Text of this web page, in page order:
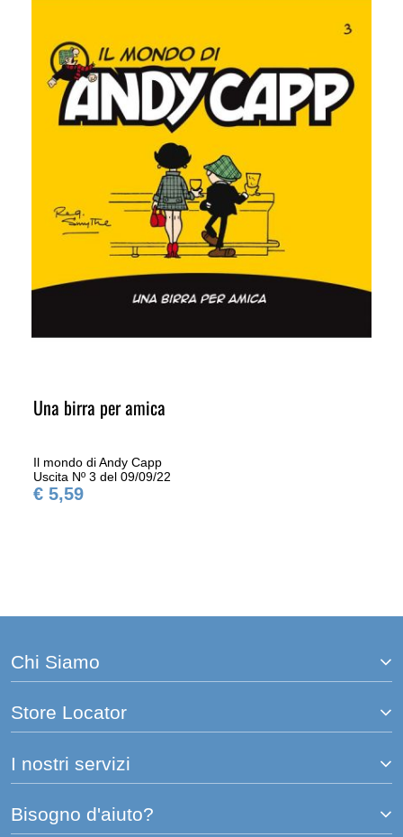
Una birra per amica
Il mondo di Andy Capp
Uscita Nº 3 del 09/09/22
€ 5,59
Chi Siamo
Store Locator
I nostri servizi
Bisogno d'aiuto?